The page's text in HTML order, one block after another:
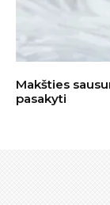
Makšties
pasakyti